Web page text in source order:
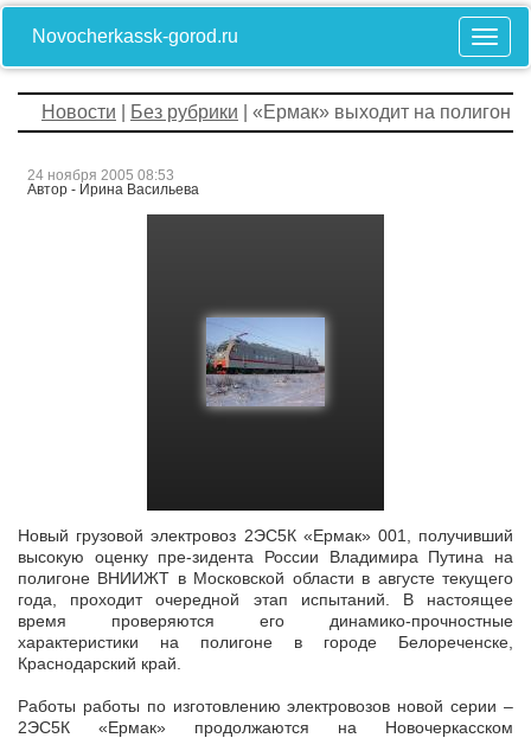
Novocherkassk-gorod.ru
Новости Без рубрики | «Ермак» выходит на полигон
24 ноября 2005 08:53
Автор - Ирина Васильева
Новый грузовой электровоз 2ЭС5К «Ермак» 001, получивший
высокую оценку пре-зидента России Владимира Путина на
полигоне ВНИИЖТ в Московской области в августе текущего
года, проходит очередной этап испытаний. В настоящее
время проверяются его динамико-прочностные
характеристики на полигоне в городе Белореченске,
Краснодарский край.
Работы работы по изготовлению электровозов новой серии –
2ЭС5К «Ермак» продолжаются на Новочеркасском